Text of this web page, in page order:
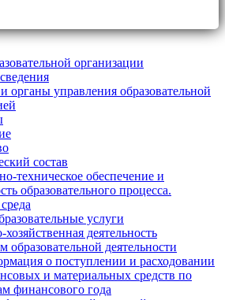
организации
органы управления образовательной
состав
техническое обеспечение и
образовательного процесса.
услуги
деятельность
образовательной деятельности
о поступлении и расходовании
и материальных средств по
финансового года